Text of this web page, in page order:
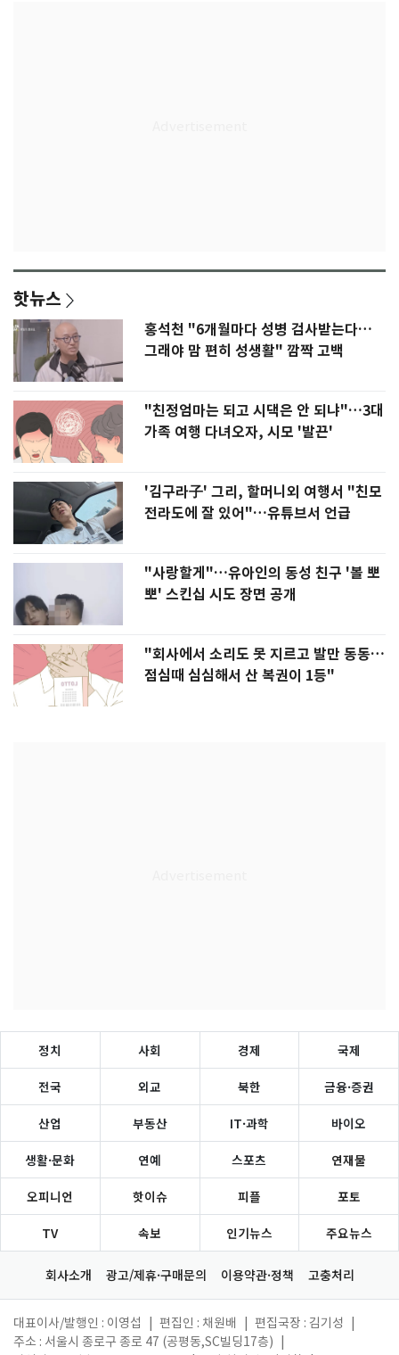
핫뉴스
홍석천 "6개월마다 성병 검사받는다…
그래야 맘 편히 성생활" 깜짝 고백
"친정엄마는 되고 시댁은 안 되냐"…3대
가족 여행 다녀오자, 시모 '발끈'
'김구라子' 그리, 할머니외 여행서 "친모
전라도에 잘 있어"…유튜브서 언급
"사랑할게"…유아인의 동성 친구 '볼 뽀
뽀' 스킨십 시도 장면 공개
"회사에서 소리도 못 지르고 발만 동동…
점심때 심심해서 산 복권이 1등"
정치 사회 경제 국제
전국 외교 북한 금융·증권
산업 부동산 IT·과학 바이오
생활·문화 연예 스포츠 연재물
오피니언 핫이슈 피플 포토
TV 속보 인기뉴스 주요뉴스
회사소개 광고/제휴·구매문의 이용약관·정책 고충처리
대표이사/발행인 : 이영섭 편집인 : 채원배 편집국장 : 김기성
주소 : 서울시 종로구 종로 47 (공평동,SC빌딩17층)